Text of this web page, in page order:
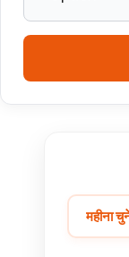
बधाई
स्वामीनाथन